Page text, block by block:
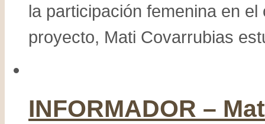
MeetUp’
la participación femenina en
proyecto, Mati Covarrubias
INFORMADOR –